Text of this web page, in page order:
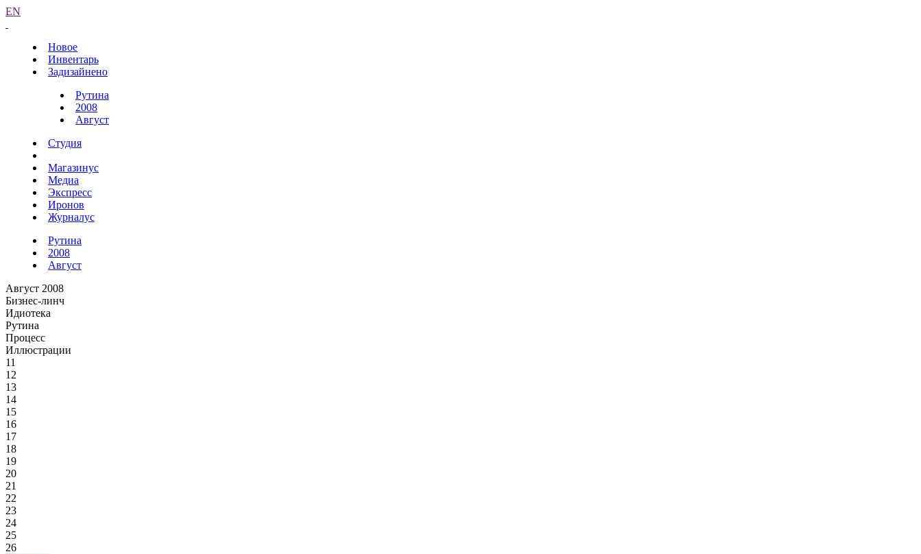
EN
Новое
Инвентарь
Задизайнено
Рутина
2008
Август
Студия
Магазинус
Медиа
Экспресс
Иронов
Журналус
Рутина
2008
Август
Август 2008
Бизнес-линч
Идиотека
Рутина
Процесс
Иллюстрации
11
12
13
14
15
16
17
18
19
20
21
22
23
24
25
26